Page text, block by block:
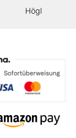
Högl